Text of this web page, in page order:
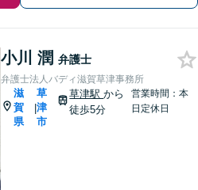
小川 潤 弁護士
弁護士法人バディ滋賀草津事務所
滋
賀
県
|
草
津
市
草津駅から
徒歩5分
営業時間：本
日定休日